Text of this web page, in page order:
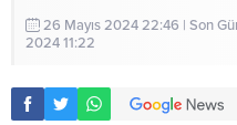
26 Mayıs 2024 22:46 | Son
2024 11:22